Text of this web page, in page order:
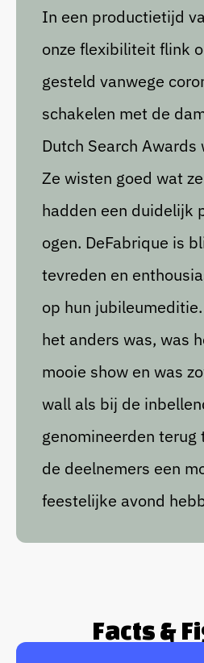
In een productietijd
onze flexibiliteit flink
gesteld vanwege
schakelen met de
Dutch Search Awards
Ze wisten goed wat
hadden een duidelijk
ogen. DeFabrique is
tevreden en
op hun
het anders was, was
mooie show en was
wall als bij de
genomineerden terug
de deelnemers een
feestelijke avond
Facts &